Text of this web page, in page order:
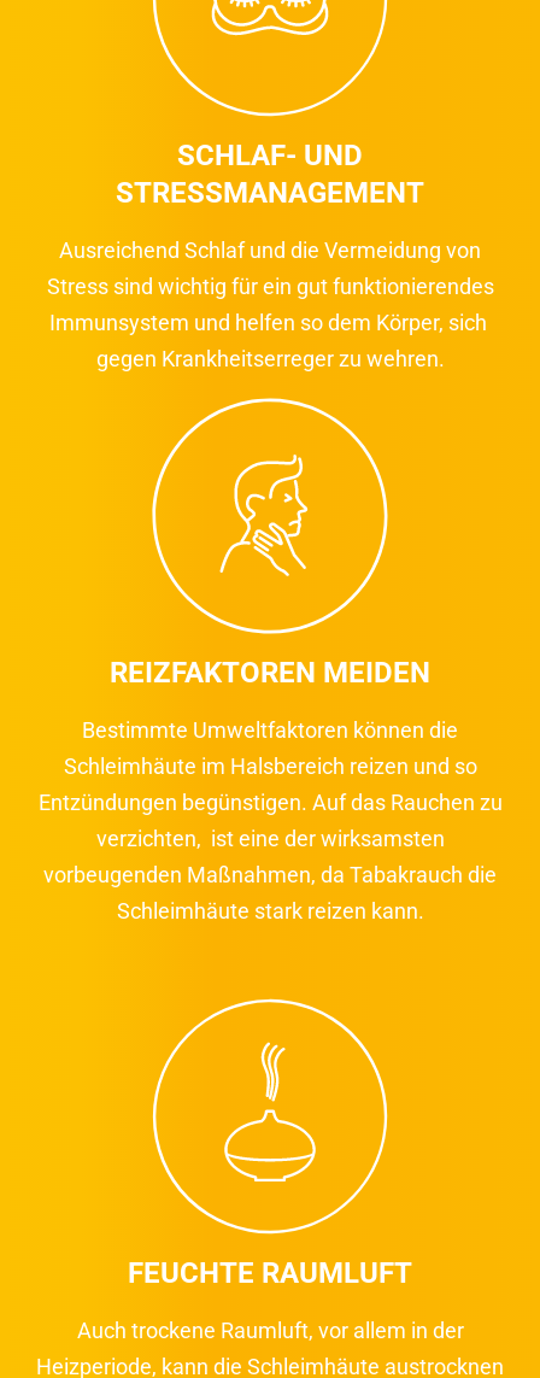
SCHLAF- UND
STRESSMANAGEMENT
Ausreichend Schlaf und die Vermeidung von
Stress sind wichtig für ein gut funktionierendes
Immunsystem und helfen so dem Körper, sich
gegen Krankheitserreger zu wehren.
REIZFAKTOREN MEIDEN
Bestimmte Umweltfaktoren können die
Schleimhäute im Halsbereich reizen und so
Entzündungen begünstigen. Auf das Rauchen zu
verzichten, ist eine der wirksamsten
vorbeugenden Maßnahmen, da Tabakrauch die
Schleimhäute stark reizen kann.
FEUCHTE RAUMLUFT
Auch trockene Raumluft, vor allem in der
Heizperiode, kann die Schleimhäute austrocknen